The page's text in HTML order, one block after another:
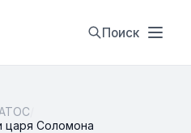
Поиск
царя Соломона